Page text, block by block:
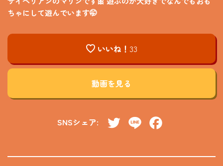
ちゃにして遊んでいます🤭
いいね！ 33
動画を見る
SNSシェア: TwitterLine